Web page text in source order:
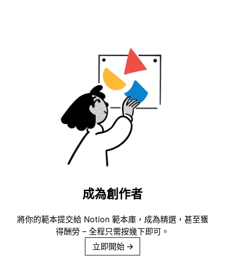
成為創作者
將你的範本提交給 Notion 範本庫，成為精選，甚至獲
得酬勞 – 全程只需按幾下即可。
立即開始 →